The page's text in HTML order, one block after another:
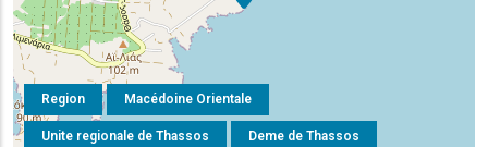
Region Macédoine Orientale
Unite regionale de Thassos Deme de Thassos